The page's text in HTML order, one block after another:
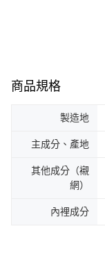
商品規格
製造地
主成分、產地
其他成分（襯
網）
內裡成分